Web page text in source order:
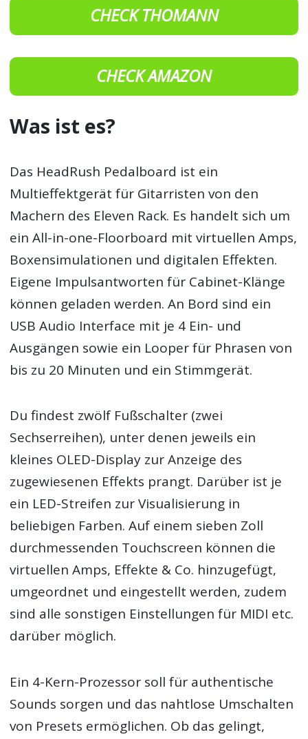
CHECK THOMANN
CHECK AMAZON
Was ist es?
Das HeadRush Pedalboard ist ein
Multieffektgerät für Gitarristen von den
Machern des Eleven Rack. Es handelt sich um
ein All-in-one-Floorboard mit virtuellen Amps,
Boxensimulationen und digitalen Effekten.
Eigene Impulsantworten für Cabinet-Klänge
können geladen werden. An Bord sind ein
USB Audio Interface mit je 4 Ein- und
Ausgängen sowie ein Looper für Phrasen von
bis zu 20 Minuten und ein Stimmgerät.
Du findest zwölf Fußschalter (zwei
Sechserreihen), unter denen jeweils ein
kleines OLED-Display zur Anzeige des
zugewiesenen Effekts prangt. Darüber ist je
ein LED-Streifen zur Visualisierung in
beliebigen Farben. Auf einem sieben Zoll
durchmessenden Touchscreen können die
virtuellen Amps, Effekte & Co. hinzugefügt,
umgeordnet und eingestellt werden, zudem
sind alle sonstigen Einstellungen für MIDI etc.
darüber möglich.
Ein 4-Kern-Prozessor soll für authentische
Sounds sorgen und das nahtlose Umschalten
von Presets ermöglichen. Ob das gelingt,